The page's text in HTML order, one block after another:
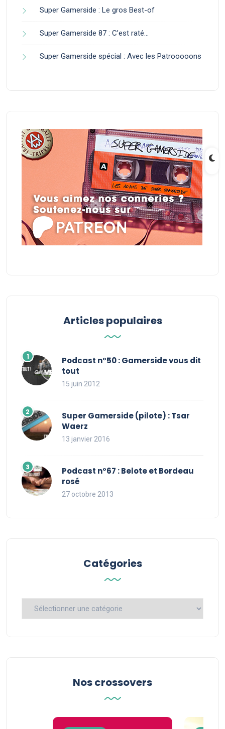
Super Gamerside : Le gros Best-of
Super Gamerside 87 : C’est raté…
Super Gamerside spécial : Avec les Patrooooons
Articles populaires
Podcast n°50 : Gamerside vous dit
tout
15 juin 2012
Super Gamerside (pilote) : Tsar
Waerz
13 janvier 2016
Podcast n°67 : Belote et Bordeau
rosé
27 octobre 2013
Catégories
Catégories
Nos crossovers